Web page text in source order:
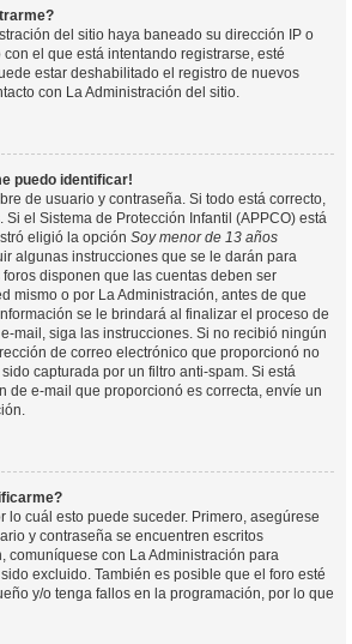
del sitio haya baneado su dirección IP o
el que está intentando registrarse, esté
estar deshabilitado el registro de nuevos
con La Administración del sitio.
puedo identificar!
de usuario y contraseña. Si todo está correcto,
Si el Sistema de Protección Infantil (APPCO) está
eligió la opción Soy menor de 13 años
algunas instrucciones que se le darán para
disponen que las cuentas deben ser
mismo o por La Administración, antes de que
se le brindará al finalizar el proceso de
mail, siga las instrucciones. Si no recibió ningún
de correo electrónico que proporcionó no
capturada por un filtro anti-spam. Si está
de e-mail que proporcionó es correcta, envíe un
lo cuál esto puede suceder. Primero, asegúrese
y contraseña se encuentren escritos
comuníquese con La Administración para
excluido. También es posible que el foro esté
y/o tenga fallos en la programación, por lo que